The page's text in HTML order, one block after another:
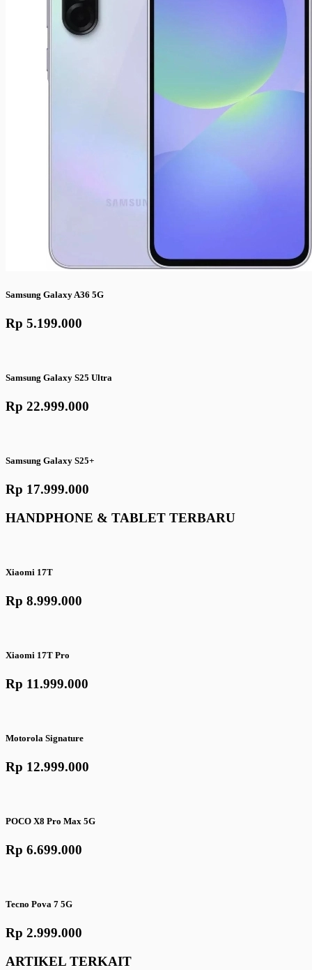
Samsung Galaxy A36 5G
Rp 5.199.000
Samsung Galaxy S25 Ultra
Rp 22.999.000
Samsung Galaxy S25+
Rp 17.999.000
HANDPHONE & TABLET TERBARU
Xiaomi 17T
Rp 8.999.000
Xiaomi 17T Pro
Rp 11.999.000
Motorola Signature
Rp 12.999.000
POCO X8 Pro Max 5G
Rp 6.699.000
Tecno Pova 7 5G
Rp 2.999.000
ARTIKEL TERKAIT